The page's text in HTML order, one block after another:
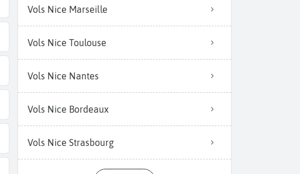
Vols Nice Marseille
Vols Nice Toulouse
Vols Nice Nantes
Vols Nice Bordeaux
Vols Nice Strasbourg